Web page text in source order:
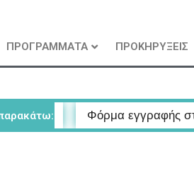
ΠΡΟΓΡΑΜΜΑΤΑ ΠΡΟΚΗΡΥΞΕΙΣ
Φόρμα εγγραφής στο Θεματικό